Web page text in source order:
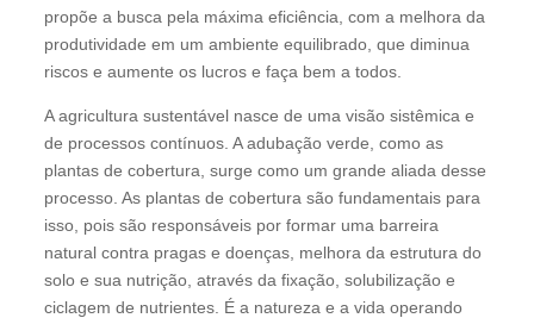
propõe a busca pela máxima eficiência, com a melhora da
produtividade em um ambiente equilibrado, que diminua
riscos e aumente os lucros e faça bem a todos.
A agricultura sustentável nasce de uma visão sistêmica e
de processos contínuos. A adubação verde, como as
plantas de cobertura, surge como um grande aliada desse
processo. As plantas de cobertura são fundamentais para
isso, pois são responsáveis por formar uma barreira
natural contra pragas e doenças, melhora da estrutura do
solo e sua nutrição, através da fixação, solubilização e
ciclagem de nutrientes. É a natureza e a vida operando